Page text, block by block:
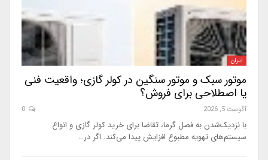
ایران
موتور سبک و موتور سنگین در کولر گازی؛ واقعیت فنی
یا اصطلاحی برای فروش؟
آگوست 5, 2026
با نزدیک‌شدن به فصل گرما، تقاضا برای خرید کولر گازی و انواع
سیستم‌های تهویه مطبوع افزایش پیدا می‌کند. اگر در…